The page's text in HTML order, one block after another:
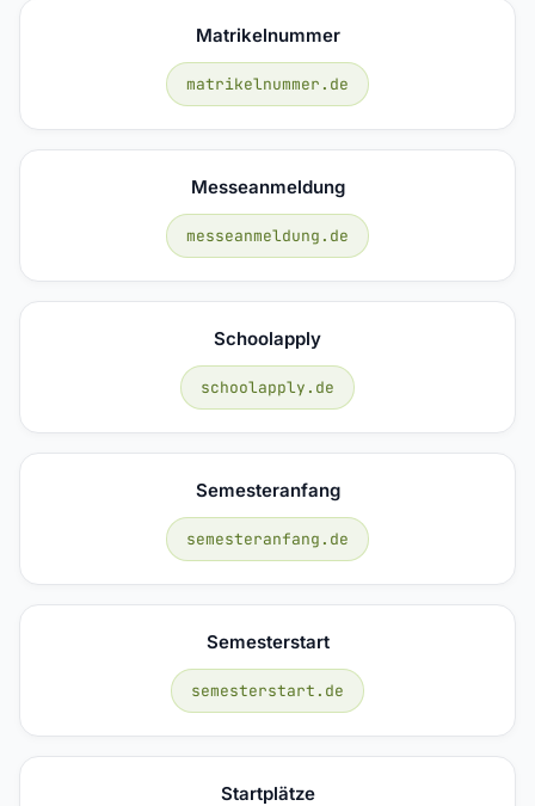
Matrikelnummer
matrikelnummer.de
Messeanmeldung
messeanmeldung.de
Schoolapply
schoolapply.de
Semesteranfang
semesteranfang.de
Semesterstart
semesterstart.de
Startplätze